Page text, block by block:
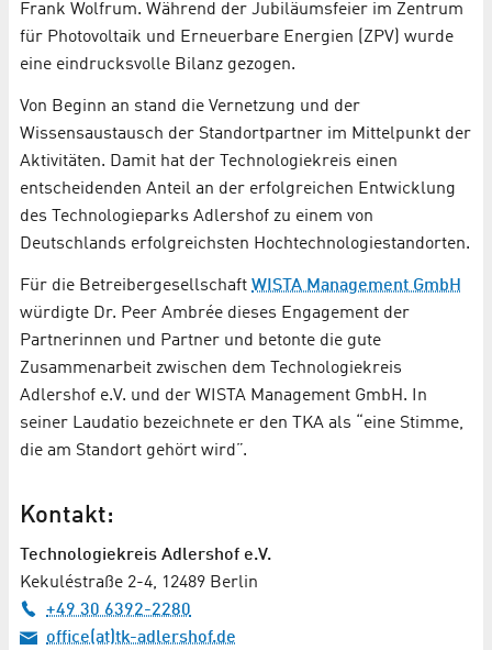
Frank Wolfrum. Während der Jubiläumsfeier im Zentrum
für Photovoltaik und Erneuerbare Energien (ZPV) wurde
eine eindrucksvolle Bilanz gezogen.
Von Beginn an stand die Vernetzung und der
Wissensaustausch der Standortpartner im Mittelpunkt der
Aktivitäten. Damit hat der Technologiekreis einen
entscheidenden Anteil an der erfolgreichen Entwicklung
des Technologieparks Adlershof zu einem von
Deutschlands erfolgreichsten Hochtechnologiestandorten.
Für die Betreibergesellschaft WISTA Management GmbH
würdigte Dr. Peer Ambrée dieses Engagement der
Partnerinnen und Partner und betonte die gute
Zusammenarbeit zwischen dem Technologiekreis
Adlershof e.V. und der WISTA Management GmbH. In
seiner Laudatio bezeichnete er den TKA als “eine Stimme,
die am Standort gehört wird”.
Kontakt:
Technologiekreis Adlershof e.V.
Kekuléstraße 2-4, 12489 Berlin
+49 30 6392-2280
office(at)tk-adlershof.de